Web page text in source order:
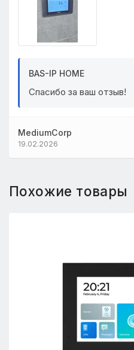
BAS-IP HOME
Спасибо за ваш отзыв!
MediumCorp
19.02.2026
Похожие товары